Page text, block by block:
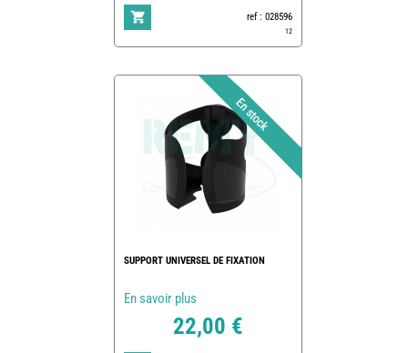
ref : 028596
12
SUPPORT UNIVERSEL DE FIXATION
En savoir plus
22,00 €